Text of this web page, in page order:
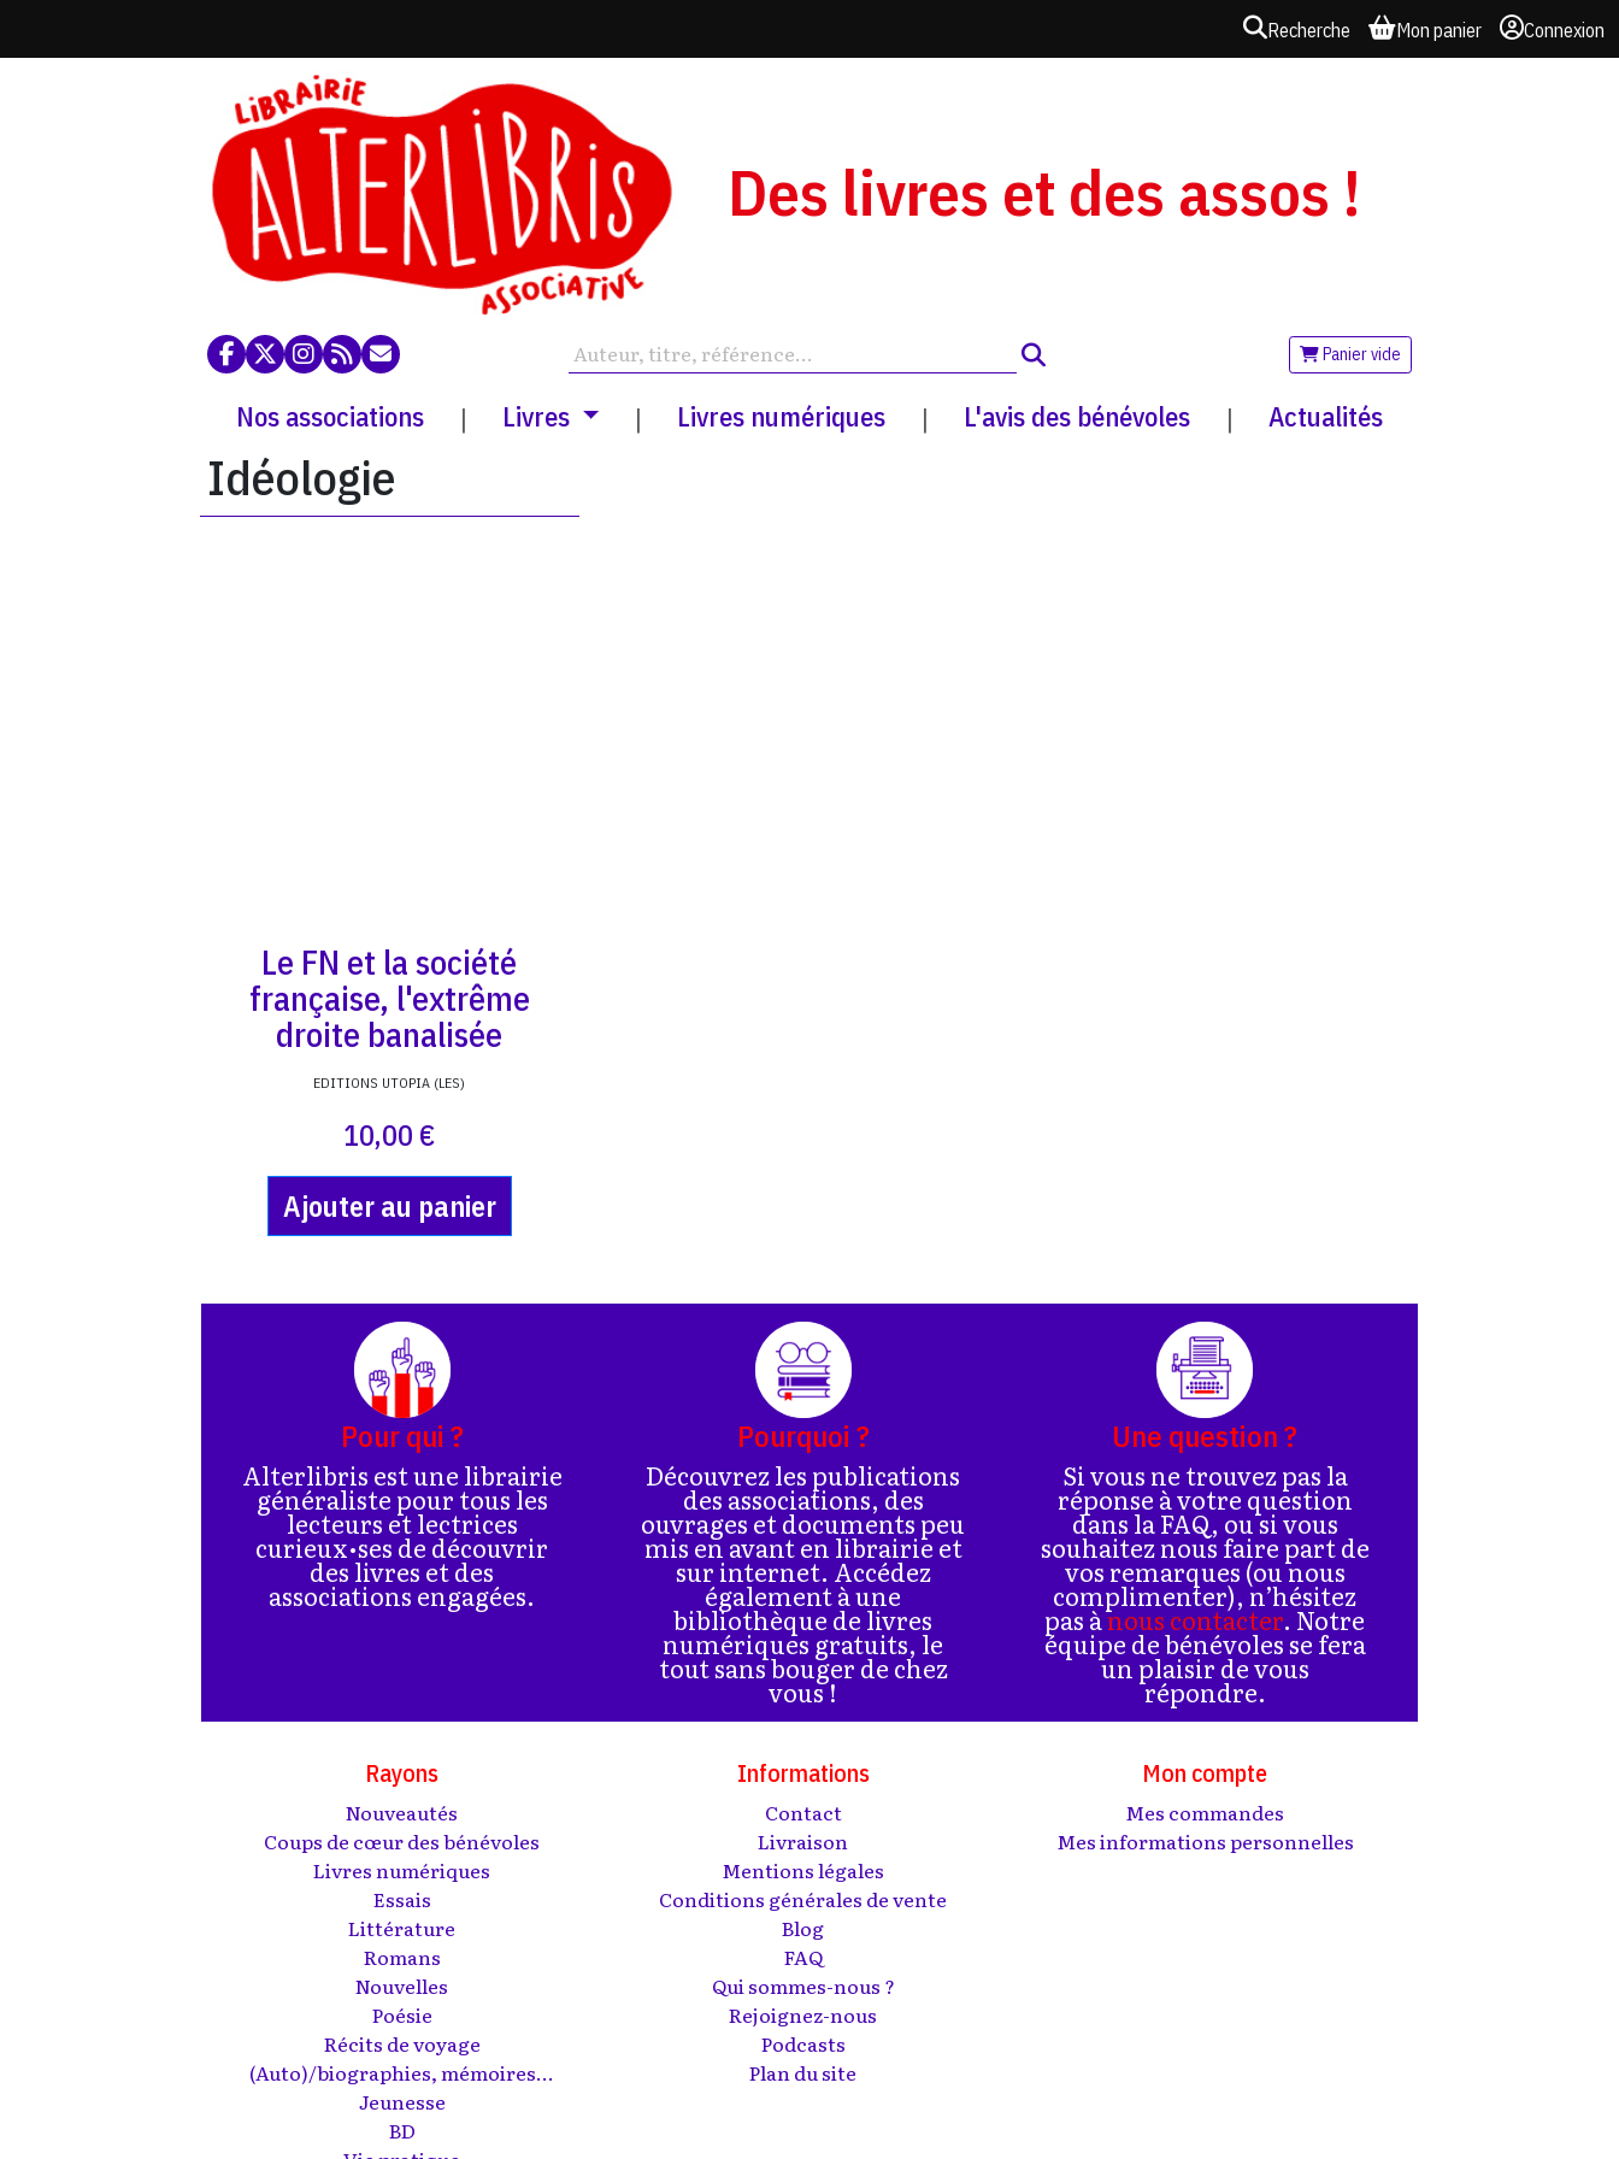
Recherche Mon panier Connexion
Des livres et des assos !
Panier vide
Nos associations | Livres | Livres numériques | L'avis des bénévoles | Actualités
Idéologie
Le FN et la société
française, l'extrême
droite banalisée
EDITIONS UTOPIA (LES)
10,00 €
Ajouter au panier
Pour qui ?
Alterlibris est une librairie
généraliste pour tous les
lecteurs et lectrices
curieux•ses de découvrir
des livres et des
associations engagées.
Pourquoi ?
Découvrez les publications
des associations, des
ouvrages et documents peu
mis en avant en librairie et
sur internet. Accédez
également à une
bibliothèque de livres
numériques gratuits, le
tout sans bouger de chez
vous !
Une question ?
Si vous ne trouvez pas la
réponse à votre question
dans la FAQ, ou si vous
souhaitez nous faire part de
vos remarques (ou nous
complimenter), n’hésitez
pas ànous contacter. Notre
équipe de bénévoles se fera
un plaisir de vous
répondre.
Rayons
Nouveautés
Coups de cœur des bénévoles
Livres numériques
Essais
Littérature
Romans
Nouvelles
Poésie
Récits de voyage
(Auto)/biographies, mémoires...
Jeunesse
BD
Informations
Contact
Livraison
Mentions légales
Conditions générales de vente
Blog
FAQ
Qui sommes-nous ?
Rejoignez-nous
Podcasts
Plan du site
Mon compte
Mes commandes
Mes informations personnelles